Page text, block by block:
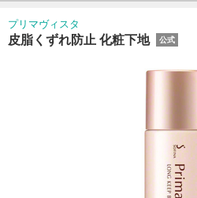
プリマヴィスタ
皮脂くずれ防止 化粧下地 公式